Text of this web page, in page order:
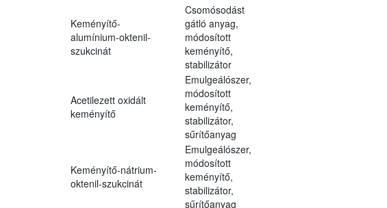
Keményítő-
alumínium-oktenil-
szukcinát
Csomósodást
gátló anyag,
módosított
keményítő,
stabilizátor
Acetilezett oxidált
keményítő
Emulgeálószer,
módosított
keményítő,
stabilizátor,
sűrítőanyag
Keményítő-nátrium-
oktenil-szukcinát
Emulgeálószer,
módosított
keményítő,
stabilizátor,
sűrítőanyag